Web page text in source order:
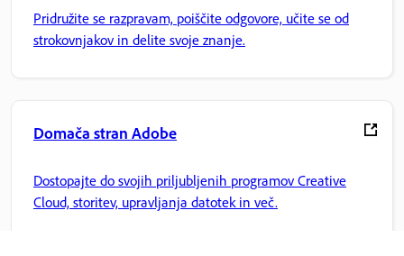
Pridružite se razpravam, poiščite odgovore, učite se od
strokovnjakov in delite svoje znanje.
Domača stran Adobe
Dostopajte do svojih priljubljenih programov Creative
Cloud, storitev, upravljanja datotek in več.